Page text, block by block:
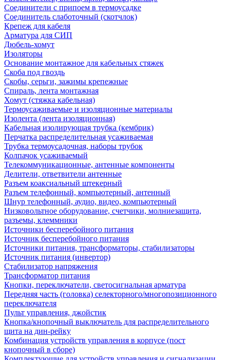
Соединители с припоем в термоусадке
Соединитель слаботочный (скотчлок)
Крепеж для кабеля
Арматура для СИП
Дюбель-хомут
Изоляторы
Основание монтажное для кабельных стяжек
Скоба под гвоздь
Скобы, серьги, зажимы крепежные
Спираль, лента монтажная
Хомут (стяжка кабельная)
Термоусаживаемые и изоляционные материалы
Изолента (лента изоляционная)
Кабельная изолирующая трубка (кембрик)
Перчатка распределительная усаживаемая
Трубка термоусадочная, наборы трубок
Колпачок усаживаемый
Телекоммуникационные, антенные компоненты
Делители, ответвители антенные
Разъем коаксиальный штекерный
Разъем телефонный, компьютерный, антенный
Шнур телефонный, аудио, видео, компьютерный
Низковольтное оборудование, счетчики, молниезащита,
разъемы, клеммники
Источники бесперебойного питания
Источник бесперебойного питания
Источники питания, трансформаторы, стабилизаторы
Источник питания (инвертор)
Стабилизатор напряжения
Трансформатор питания
Кнопки, переключатели, светосигнальная арматура
Передняя часть (головка) селекторного/многопозиционного
переключателя
Пульт управления, джойстик
Кнопка/кнопочный выключатель для распределительного
щита на дин-рейку
Комбинация устройств управления в корпусе (пост
кнопочный в сборе)